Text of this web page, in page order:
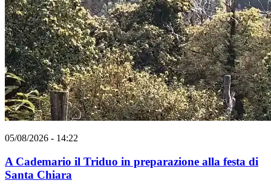
05/08/2026 - 14:22
A Cademario il Triduo in preparazione alla festa di
Santa Chiara